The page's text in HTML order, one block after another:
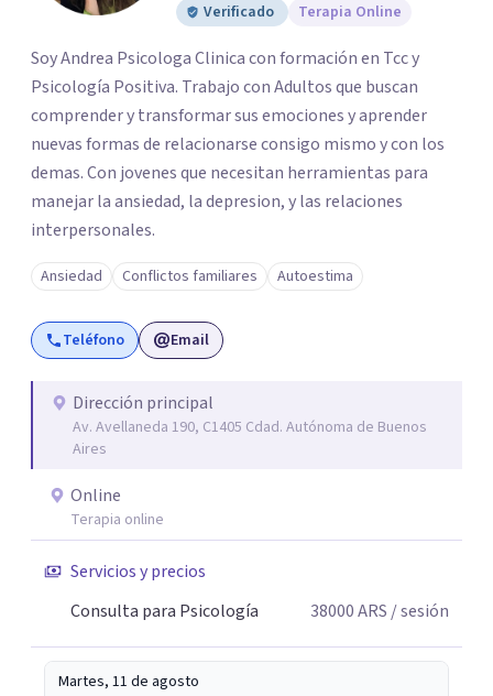
Verificado Terapia Online
Soy Andrea Psicologa Clinica con formación en Tcc y
Psicología Positiva. Trabajo con Adultos que buscan
comprender y transformar sus emociones y aprender
nuevas formas de relacionarse consigo mismo y con los
demas. Con jovenes que necesitan herramientas para
manejar la ansiedad, la depresion, y las relaciones
interpersonales.
Ansiedad Conflictos familiares Autoestima
Teléfono Email
Dirección principal
Av. Avellaneda 190, C1405 Cdad. Autónoma de Buenos
Aires
Online
Terapia online
Servicios y precios
Consulta para Psicología
38000ARS / sesión
Martes, 11 de agosto